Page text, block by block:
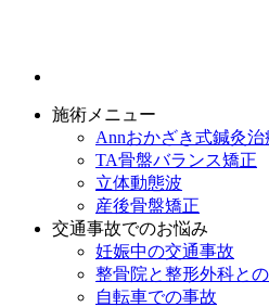
施術メニュー
Annおかざき式鍼灸治
TA骨盤バランス矯正
立体動態波
産後骨盤矯正
交通事故でのお悩み
妊娠中の交通事故
整骨院と整形外科と
自転車での事故